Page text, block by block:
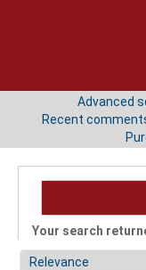
Advanced
Recent
Your search